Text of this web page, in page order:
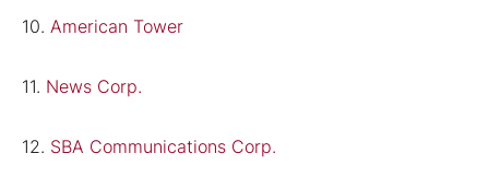
10. American Tower
11. News Corp.
12. SBA Communications Corp.